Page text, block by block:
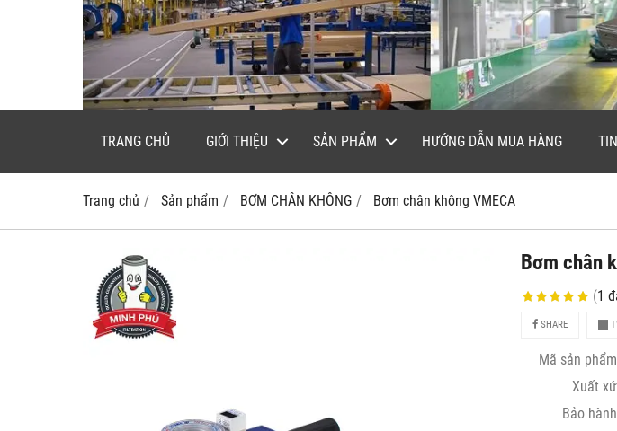
TRANG CHỦ GIỚI THIỆU SẢN PHẨM HƯỚNG DẪN MUA HÀNG
Trang chủ Sản phẩm BƠM CHÂN KHÔNG Bơm chân không VMECA
Bơm chân
(1
SHARE
Mã sản
Xuất
Bảo